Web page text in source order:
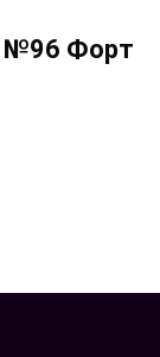
№96 Форт